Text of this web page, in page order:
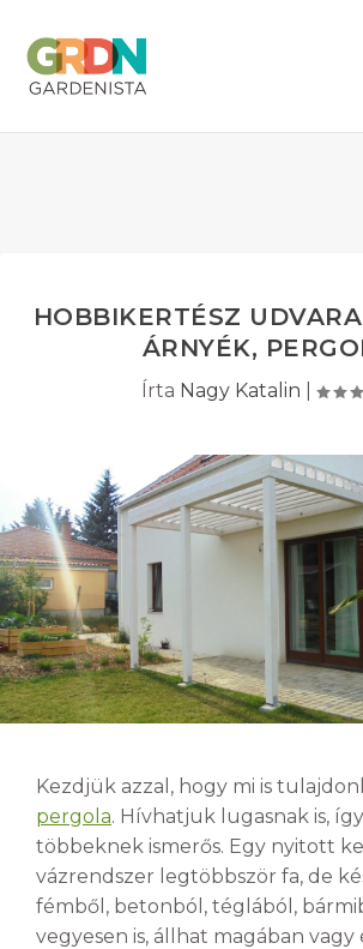
HOBBIKERTÉSZ
ÁRNYÉK,
Írta Nagy Katalin
Kezdjük azzal, hogy mi is
pergola. Hívhatjuk lugasnak is,
többeknek ismerős. Egy nyitott
vázrendszer legtöbbször fa, de
fémből, betonból, téglából,
vegyesen is, állhat magában